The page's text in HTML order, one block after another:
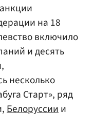
на 18
включило
и десять
несколько
Старт», ряд
Белоруссии и